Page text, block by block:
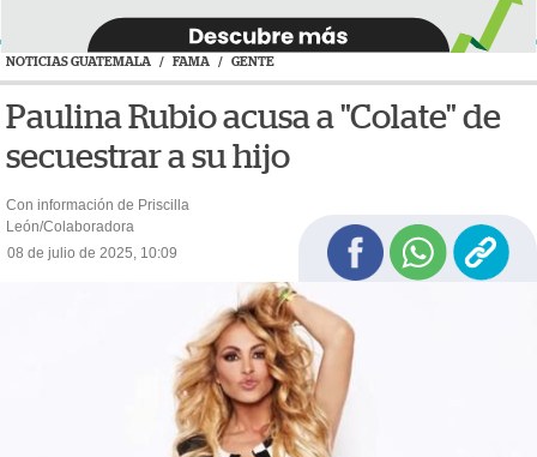
NOTICIAS GUATEMALA / FAMA / GENTE
Paulina Rubio acusa a "Colate" de
secuestrar a su hijo
Con información de Priscilla
León/Colaboradora
08 de julio de 2025, 10:09